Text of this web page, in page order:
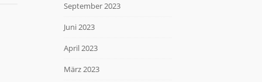
September 2023
Juni 2023
April 2023
März 2023